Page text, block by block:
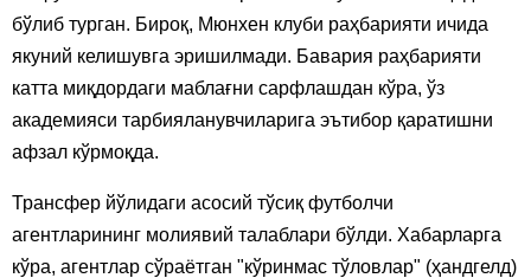
бўлиб турган. Бироқ, Мюнхен клуби раҳбарияти ичида
якуний келишувга эришилмади. Бавария раҳбарияти
катта миқдордаги маблағни сарфлашдан кўра, ўз
академияси тарбияланувчиларига эътибор қаратишни
афзал кўрмоқда.
Трансфер йўлидаги асосий тўсиқ футболчи
агентларининг молиявий талаблари бўлди. Хабарларга
кўра, агентлар сўраётган "кўринмас тўловлар" (ҳандгелд)